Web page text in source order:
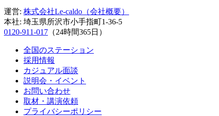
運営: 株式会社Le-caldo（会社概要）
本社: 埼玉県所沢市小手指町1-36-5
0120‑911‑017 （24時間365日）
全国のステーション
採用情報
カジュアル面談
説明会・イベント
お問い合わせ
取材・講演依頼
プライバシーポリシー